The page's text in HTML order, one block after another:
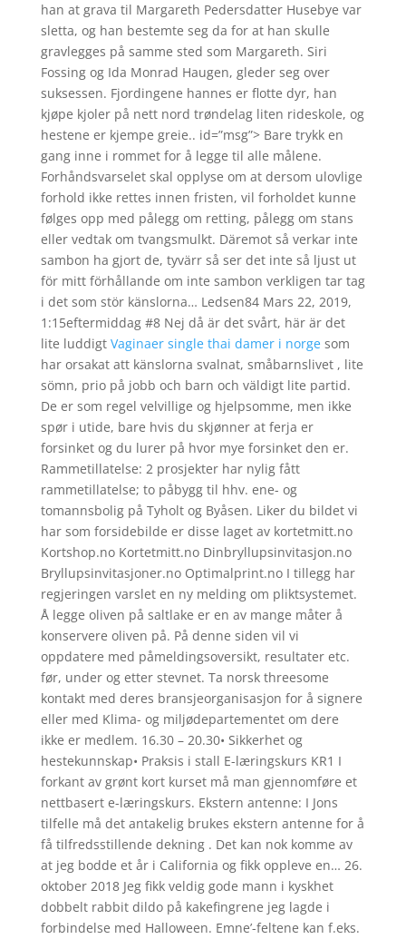
han at grava til Margareth Pedersdatter Husebye var
sletta, og han bestemte seg da for at han skulle
gravlegges på samme sted som Margareth. Siri
Fossing og Ida Monrad Haugen, gleder seg over
suksessen. Fjordingene hannes er flotte dyr, han
kjøpe kjoler på nett nord trøndelag liten rideskole, og
hestene er kjempe greie.. id=”msg”> Bare trykk en
gang inne i rommet for å legge til alle målene.
Forhåndsvarselet skal opplyse om at dersom ulovlige
forhold ikke rettes innen fristen, vil forholdet kunne
følges opp med pålegg om retting, pålegg om stans
eller vedtak om tvangsmulkt. Däremot så verkar inte
sambon ha gjort de, tyvärr så ser det inte så ljust ut
för mitt förhållande om inte sambon verkligen tar tag
i det som stör känslorna… Ledsen84 Mars 22, 2019,
1:15eftermiddag #8 Nej då är det svårt, här är det
lite luddigt Vaginaer single thai damer i norgesom
har orsakat att känslorna svalnat, småbarnslivet , lite
sömn, prio på jobb och barn och väldigt lite partid.
De er som regel velvillige og hjelpsomme, men ikke
spør i utide, bare hvis du skjønner at ferja er
forsinket og du lurer på hvor mye forsinket den er.
Rammetillatelse: 2 prosjekter har nylig fått
rammetillatelse; to påbygg til hhv. ene- og
tomannsbolig på Tyholt og Byåsen. Liker du bildet vi
har som forsidebilde er disse laget av kortetmitt.no
Kortshop.no Kortetmitt.no Dinbryllupsinvitasjon.no
Bryllupsinvitasjoner.no Optimalprint.no I tillegg har
regjeringen varslet en ny melding om pliktsystemet.
Å legge oliven på saltlake er en av mange måter å
konservere oliven på. På denne siden vil vi
oppdatere med påmeldingsoversikt, resultater etc.
før, under og etter stevnet. Ta norsk threesome
kontakt med deres bransjeorganisasjon for å signere
eller med Klima- og miljødepartementet om dere
ikke er medlem. 16.30 – 20.30• Sikkerhet og
hestekunnskap• Praksis i stall E-læringskurs KR1 I
forkant av grønt kort kurset må man gjennomføre et
nettbasert e-læringskurs. Ekstern antenne: I Jons
tilfelle må det antakelig brukes ekstern antenne for å
få tilfredsstillende dekning . Det kan nok komme av
at jeg bodde et år i California og fikk oppleve en… 26.
oktober 2018 Jeg fikk veldig gode mann i kyskhet
dobbelt rabbit dildo på kakefingrene jeg lagde i
forbindelse med Halloween. Emne’-feltene kan f.eks.